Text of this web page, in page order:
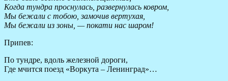
Когда тундра проснулась, развернулась ковром,
Мы бежали с тобою, замочив вертухая,
Мы бежали из зоны, — покати нас шаром!
Припев:
По тундре, вдоль железной дороги,
Где мчится поезд «Воркута – Ленинград»…